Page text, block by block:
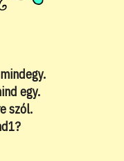
egy.
szól.